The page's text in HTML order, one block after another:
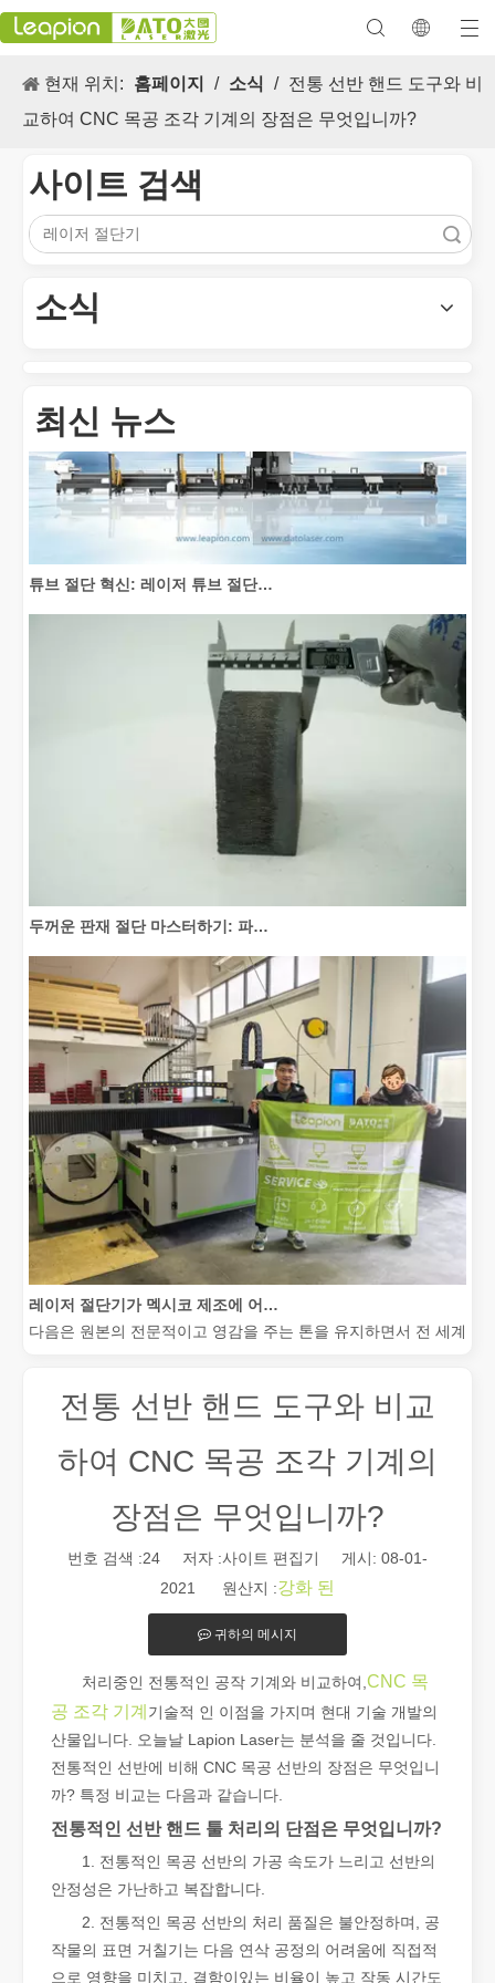
현재 위치: 홈페이지 / 소식 / 전통 선반 핸드 도구와 비
교하여 CNC 목공 조각 기계의 장점은 무엇입니까?
사이트 검색
소식
최신 뉴스
다목적 적용 s 및 레이저 마킹 머신의 뛰어난 기능
다음은 원본의 전문적이고 영감을 주는 톤을 유지하면서 전 세계
2026 가이드: 파이버 레이저 튜브 절단기가 파이프 제조를 혁신하는 방법
2026 가이드: 파이버 레이저 튜브 절단기가 파이프 제조를 혁신하
전통 선반 핸드 도구와 비교
하여 CNC 목공 조각 기계의
장점은 무엇입니까?
번호 검색 :24 저자 :사이트 편집기 게시: 08-01-
2021 원산지 :강화 된
귀하의 메시지
처리중인 전통적인 공작 기계와 비교하여, CNC 목
공 조각 기계 기술적 인 이점을 가지며 현대 기술 개발의
산물입니다. 오늘날 Lapion Laser는 분석을 줄 것입니다.
전통적인 선반에 비해 CNC 목공 선반의 장점은 무엇입니
까? 특정 비교는 다음과 같습니다.
전통적인 선반 핸드 툴 처리의 단점은 무엇입니까?
1. 전통적인 목공 선반의 가공 속도가 느리고 선반의
안정성은 가난하고 복잡합니다.
2. 전통적인 목공 선반의 처리 품질은 불안정하며, 공
작물의 표면 거칠기는 다음 연삭 공정의 어려움에 직접적
으로 영향을 미치고, 결함이있는 비율이 높고 작동 시간도